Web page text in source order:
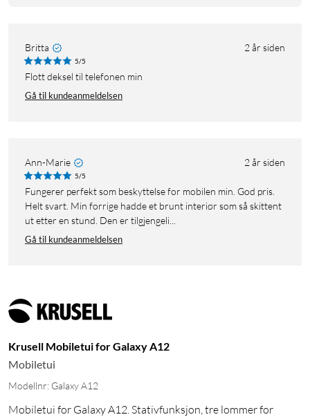
Britta 2 år siden
5/5
Flott deksel til telefonen min
Gå til kundeanmeldelsen
Ann-Marie 2 år siden
5/5
Fungerer perfekt som beskyttelse for mobilen min. God pris.
Helt svart. Min forrige hadde et brunt interiør som så skittent
ut etter en stund. Den er tilgjengeli...
Gå til kundeanmeldelsen
Krusell Mobiletui for Galaxy A12
Mobiletui
Modellnr: Galaxy A12
Mobiletui for Galaxy A12. Stativfunksjon, tre lommer for